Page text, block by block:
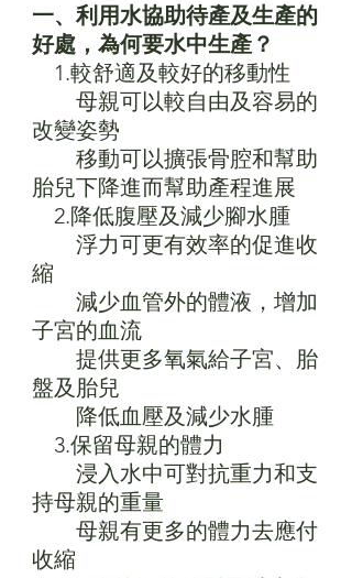
一、利用水協助待產及生產的
好處，為何要水中生產？
1.較舒適及較好的移動性
母親可以較自由及容易的
改變姿勢
移動可以擴張骨腔和幫助
胎兒下降進而幫助產程進展
2.降低腹壓及減少腳水腫
浮力可更有效率的促進收
縮
減少血管外的體液，增加
子宮的血流
提供更多氧氣給子宮、胎
盤及胎兒
降低血壓及減少水腫
3.保留母親的體力
浸入水中可對抗重力和支
持母親的重量
母親有更多的體力去應付
收縮